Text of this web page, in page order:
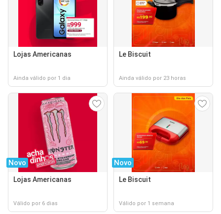
Lojas Americanas
Ainda válido por 1 dia
Le Biscuit
Ainda válido por 23 horas
Novo
Lojas Americanas
Válido por 6 dias
Novo
Le Biscuit
Válido por 1 semana